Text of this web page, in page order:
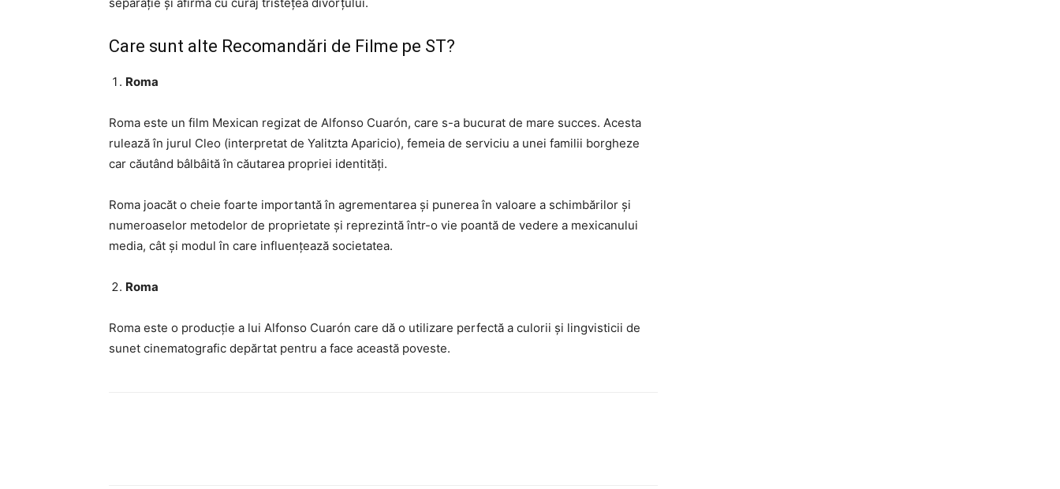
Care sunt alte Recomandări de Filme pe ST?
Roma
Roma este un film Mexican regizat de Alfonso Cuarón, care s-a bucurat de mare succes. Acesta
rulează în jurul Cleo (interpretat de Yalitzta Aparicio), femeia de serviciu a unei familii borgheze
car căutând bâlbâită în căutarea propriei identități.
Roma joacăt o cheie foarte importantă în agrementarea și punerea în valoare a schimbărilor și
numeroaselor metodelor de proprietate și reprezintă într-o vie poantă de vedere a mexicanului
media, cât și modul în care influențează societatea.
Roma
Roma este o producție a lui Alfonso Cuarón care dă o utilizare perfectă a culorii și lingvisticii de
sunet cinematografic depărtat pentru a face această poveste.